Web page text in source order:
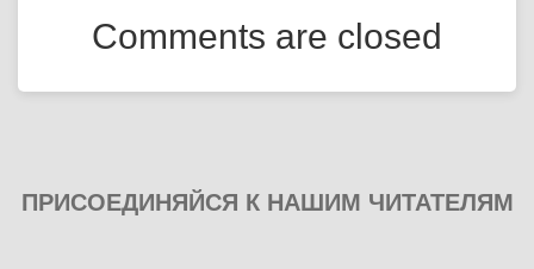
Comments are closed
ПРИСОЕДИНЯЙСЯ К НАШИМ ЧИТАТЕЛЯМ